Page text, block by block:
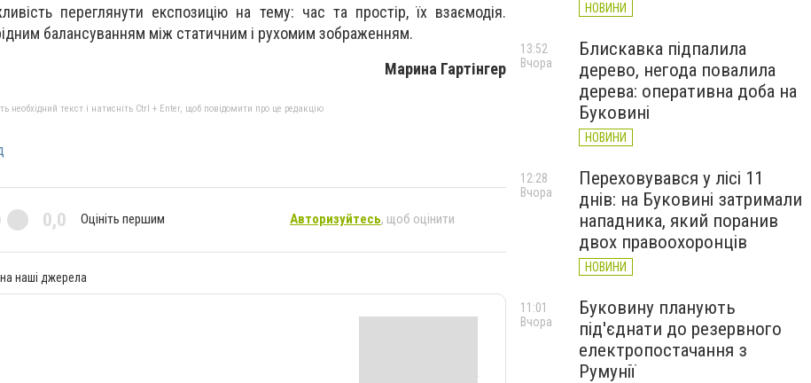
переглянути експозицію на тему: час та простір, їх взаємодія.
балансуванням між статичним і рухомим зображенням.
Марина Гартінгер
необхідний текст і натисніть Ctrl + Enter, щоб повідомити про це редакцію
0,0 Оцініть першим Авторизуйтесь, щоб оцінити
наші джерела
НОВИНИ
Блискавка підпалила
дерево, негода повалила
дерева: оперативна доба на
Буковині
НОВИНИ
13:52
Вчора
Переховувався у лісі 11
днів: на Буковині затримали
нападника, який поранив
двох правоохоронців
НОВИНИ
12:28
Вчора
Буковину планують
під'єднати до резервного
електропостачання з
Румунії
11:01
Вчора